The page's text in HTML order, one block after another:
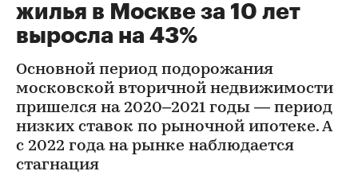
жилья в Москве за 10 лет
выросла на 43%
Основной период подорожания
московской вторичной недвижимости
пришелся на 2020–2021 годы — период
низких ставок по рыночной ипотеке. А
с 2022 года на рынке наблюдается
стагнация